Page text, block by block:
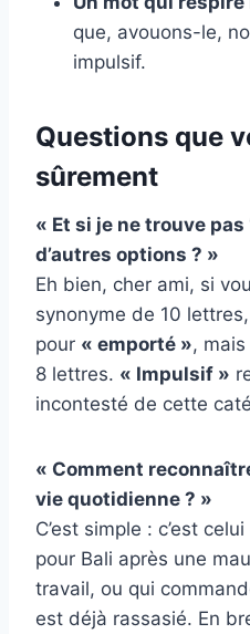
que, avouons-le,
impulsif.
Questions que
sûrement
« Et si je ne trouve pas
d’autres options ? »
Eh bien, cher ami, si
synonyme de 10
pour « emporté »,
8 lettres. « Impulsif »
incontesté de cette
« Comment
vie quotidienne ? »
C’est simple : c’est
pour Bali après une
travail, ou qui
est déjà rassasié. En